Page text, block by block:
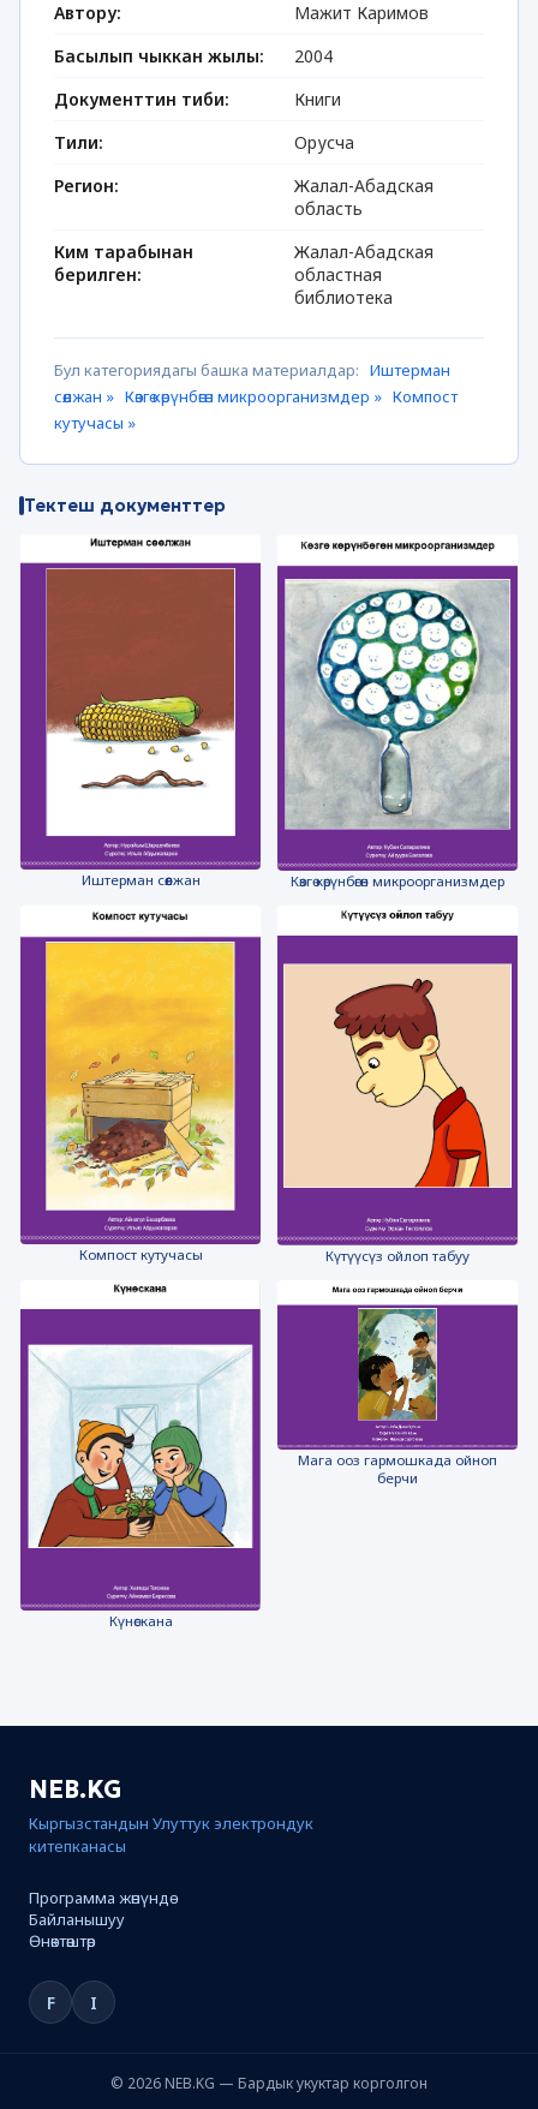
Автору:
Мажит Каримов
Басылып чыккан жылы:
2004
Документтин тиби:
Книги
Тили:
Орусча
Регион:
Жалал-Абадская
область
Ким тарабынан
берилген:
Жалал-Абадская
областная
библиотека
Бул категориядагы башка материалдар: Иштерман
сөөлжан » Көзгө көрүнбөгөн микроорганизмдер » Компост
кутучасы »
Тектеш документтер
Иштерман сөөлжан Көзгө көрүнбөгөн микроорганизмдер
Компост кутучасы Күтүүсүз ойлоп табуу
Күнөскана
Мага ооз гармошкада ойноп
берчи
NEB.KG
Кыргызстандын Улуттук электрондук
китепканасы
Программа жөнүндө
Байланышуу
Өнөктөштөр
F I
© 2026 NEB.KG — Бардык укуктар корголгон